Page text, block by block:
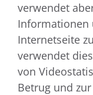
verwendet
Informationen
Internetseite
verwendet
von
Betrug und